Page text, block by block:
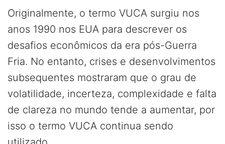
Originalmente, o termo VUCA surgiu nos
anos 1990 nos EUA para descrever os
desafios econômicos da era pós-Guerra
Fria. No entanto, crises e desenvolvimentos
subsequentes mostraram que o grau de
volatilidade, incerteza, complexidade e falta
de clareza no mundo tende a aumentar, por
isso o termo VUCA continua sendo